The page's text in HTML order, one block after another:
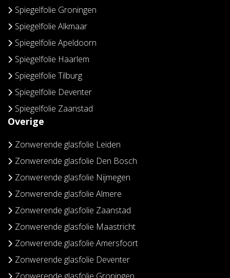
Spiegelfolie Groningen
Spiegelfolie Alkmaar
Spiegelfolie Apeldoorn
Spiegelfolie Haarlem
Spiegelfolie Tilburg
Spiegelfolie Deventer
Spiegelfolie Zaanstad
Overige
Zonwerende glasfolie Leiden
Zonwerende glasfolie Den Bosch
Zonwerende glasfolie Nijmegen
Zonwerende glasfolie Almere
Zonwerende glasfolie Zaanstad
Zonwerende glasfolie Maastricht
Zonwerende glasfolie Amersfoort
Zonwerende glasfolie Deventer